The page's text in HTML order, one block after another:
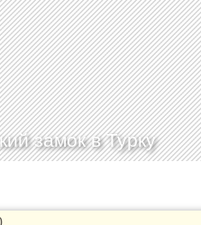
замок в Турку